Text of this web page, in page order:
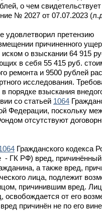
о чем свидетельствует
№ 2027 от 07.07.2023
удовлетворил претензию
причиненного
о взыскании 64 915
в себя 55 415 руб.
ремонта и 9500 рублей
исследования.
порядке взыскания
со статьей 1064
Федерации, поскольку
отсутствуют
Гражданского кодекса
- ГК РФ) вред, причинённый
а также вред,
лица, подлежит
причинившим вред.
освобождается от его
причинён не по его